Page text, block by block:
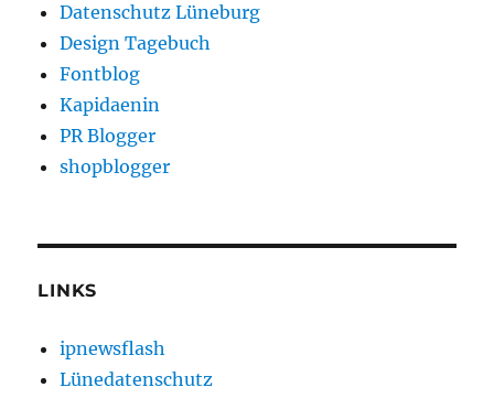
Datenschutz Lüneburg
Design Tagebuch
Fontblog
Kapidaenin
PR Blogger
shopblogger
LINKS
ipnewsflash
Lünedatenschutz